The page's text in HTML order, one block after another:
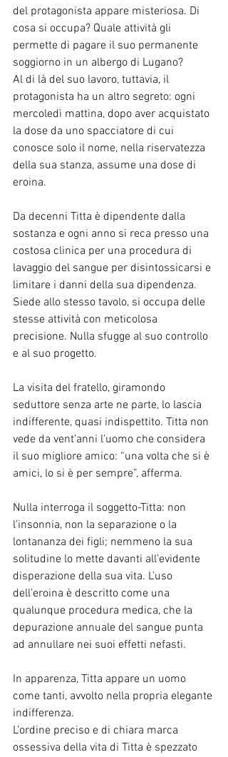
del protagonista appare misteriosa. Di
cosa si occupa? Quale attività gli
permette di pagare il suo permanente
soggiorno in un albergo di Lugano?
Al di là del suo lavoro, tuttavia, il
protagonista ha un altro segreto: ogni
mercoledì mattina, dopo aver acquistato
la dose da uno spacciatore di cui
conosce solo il nome, nella riservatezza
della sua stanza, assume una dose di
eroina.
Da decenni Titta è dipendente dalla
sostanza e ogni anno si reca presso una
costosa clinica per una procedura di
lavaggio del sangue per disintossicarsi e
limitare i danni della sua dipendenza.
Siede allo stesso tavolo, si occupa delle
stesse attività con meticolosa
precisione. Nulla sfugge al suo controllo
e al suo progetto.
La visita del fratello, giramondo
seduttore senza arte ne parte, lo lascia
indifferente, quasi indispettito. Titta non
vede da vent’anni l’uomo che considera
il suo migliore amico: “una volta che si è
amici, lo si è per sempre”, afferma.
Nulla interroga il soggetto-Titta: non
l’insonnia, non la separazione o la
lontananza dei figli; nemmeno la sua
solitudine lo mette davanti all’evidente
disperazione della sua vita. L’uso
dell’eroina è descritto come una
qualunque procedura medica, che la
depurazione annuale del sangue punta
ad annullare nei suoi effetti nefasti.
In apparenza, Titta appare un uomo
come tanti, avvolto nella propria elegante
indifferenza.
L’ordine preciso e di chiara marca
ossessiva della vita di Titta è spezzato